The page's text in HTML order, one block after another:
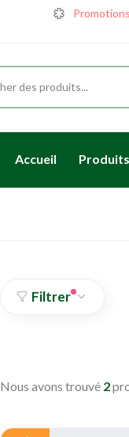
Accueil Produits
Filtrer
Nous avons trouvé 2